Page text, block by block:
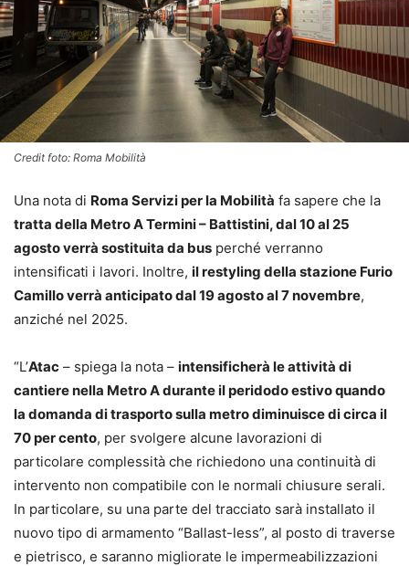
Credit foto: Roma Mobilità
Una nota di Roma Servizi per la Mobilità fa sapere che la
tratta della Metro A Termini – Battistini, dal 10 al 25
agosto verrà sostituita da bus perché verranno
intensificati i lavori. Inoltre, il restyling della stazione Furio
Camillo verrà anticipato dal 19 agosto al 7 novembre,
anziché nel 2025.
“L’Atac – spiega la nota – intensificherà le attività di
cantiere nella Metro A durante il peridodo estivo quando
la domanda di trasporto sulla metro diminuisce di circa il
70 per cento, per svolgere alcune lavorazioni di
particolare complessità che richiedono una continuità di
intervento non compatibile con le normali chiusure serali.
In particolare, su una parte del tracciato sarà installato il
nuovo tipo di armamento “Ballast-less”, al posto di traverse
e pietrisco, e saranno migliorate le impermeabilizzazioni